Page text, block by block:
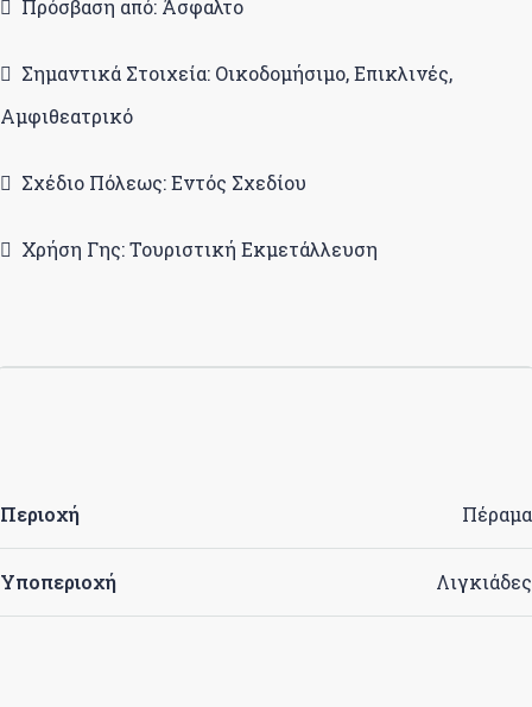
Πρόσβαση από: Άσφαλτο
Σημαντικά Στοιχεία: Οικοδομήσιμο, Επικλινές,
Αμφιθεατρικό
Σχέδιο Πόλεως: Εντός Σχεδίου
Χρήση Γης: Τουριστική Εκμετάλλευση
Περιοχή Πέραμα
Υποπεριοχή Λιγκιάδες